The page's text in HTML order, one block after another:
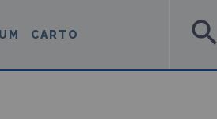
CARTO search